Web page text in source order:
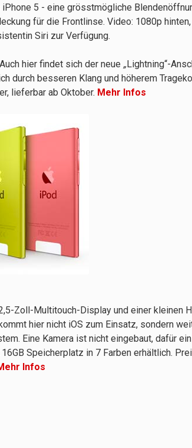
5 - eine grösstmögliche
für die Frontlinse. Video: 1080p
Siri zur Verfügung.
hier findet sich der neue „Lightning“-
durch besseren Klang und höherem
lieferbar ab Oktober. Mehr Infos
Zoll-Multitouch-Display und einer kleinen
hier nicht iOS zum Einsatz, sondern
Eine Kamera ist nicht eingebaut, dafür ein
Speicherplatz in 7 Farben erhältlich.
Infos